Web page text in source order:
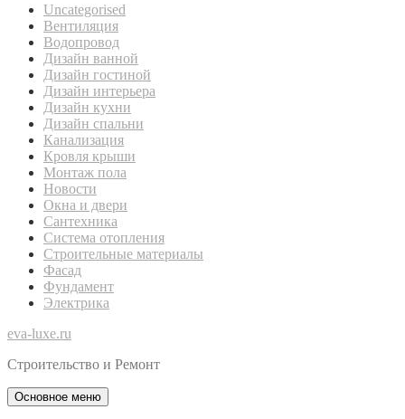
Uncategorised
Вентиляция
Водопровод
Дизайн ванной
Дизайн гостиной
Дизайн интерьера
Дизайн кухни
Дизайн спальни
Канализация
Кровля крыши
Монтаж пола
Новости
Окна и двери
Сантехника
Система отопления
Строительные материалы
Фасад
Фундамент
Электрика
eva-luxe.ru
Строительство и Ремонт
Основное меню